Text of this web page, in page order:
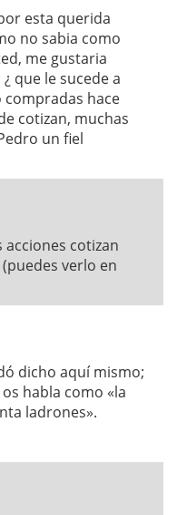
esta querida
no sabia como
me gustaria
que le sucede a
compradas hace
cotizan, muchas
un fiel
acciones cotizan
verlo en
dicho aquí mismo;
habla como «la
ladrones».